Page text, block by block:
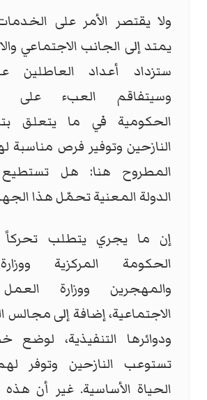
ولا يقتصر الأمر على
يمتد إلى الجانب الاجتماعي
ستزداد أعداد العاطلين
وسيتفاقم العبء على
الحكومية في ما يتعلق
النازحين وتوفير فرص مناسبة
المطروح هنا: هل
الدولة المعنية تحمّل هذا
إن ما يجري يتطلب تحركاً
الحكومة المركزية
والمهجرين ووزارة
الاجتماعية، إضافة إلى
ودوائرها التنفيذية،
تستوعب النازحين وتوفر
الحياة الأساسية. غير أن